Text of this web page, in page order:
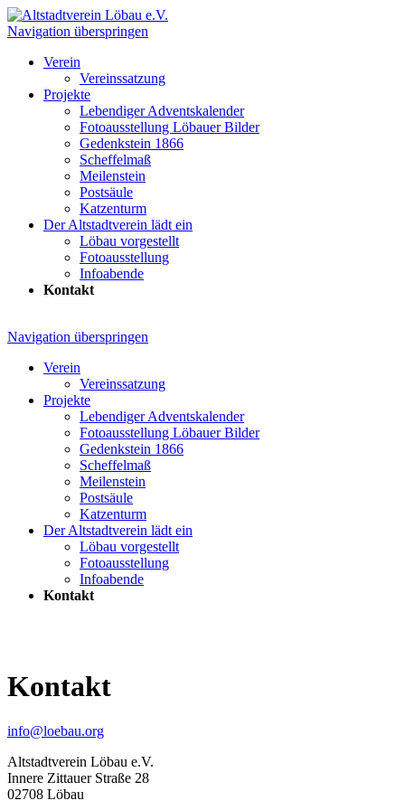
Navigation überspringen
Verein
Vereinssatzung
Projekte
Lebendiger Adventskalender
Fotoausstellung Löbauer Bilder
Gedenkstein 1866
Scheffelmaß
Meilenstein
Postsäule
Katzenturm
Der Altstadtverein lädt ein
Löbau vorgestellt
Fotoausstellung
Infoabende
Kontakt
Navigation überspringen
Verein
Vereinssatzung
Projekte
Lebendiger Adventskalender
Fotoausstellung Löbauer Bilder
Gedenkstein 1866
Scheffelmaß
Meilenstein
Postsäule
Katzenturm
Der Altstadtverein lädt ein
Löbau vorgestellt
Fotoausstellung
Infoabende
Kontakt
Kontakt
info@loebau.org
Altstadtverein Löbau e.V.
Innere Zittauer Straße 28
02708 Löbau